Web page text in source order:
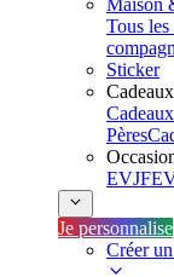
Maison
Tous les
Sticker
Cadeaux
Pères
EVJF
Je personnalise
Créer